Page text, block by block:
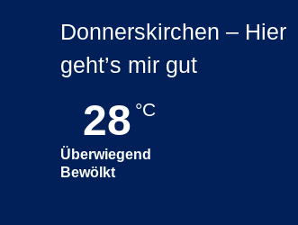
Donnerskirchen – Hier
geht’s mir gut
28 °C
Überwiegend
Bewölkt